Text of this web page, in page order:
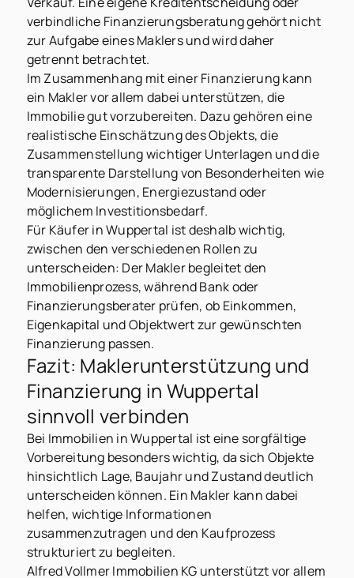
verbindliche Finanzierungsberatung gehört nicht
zur Aufgabe eines Maklers und wird daher
getrennt betrachtet.
Im Zusammenhang mit einer Finanzierung kann
ein Makler vor allem dabei unterstützen, die
Immobilie gut vorzubereiten. Dazu gehören eine
realistische Einschätzung des Objekts, die
Zusammenstellung wichtiger Unterlagen und die
transparente Darstellung von Besonderheiten wie
Modernisierungen, Energiezustand oder
möglichem Investitionsbedarf.
Für Käufer in Wuppertal ist deshalb wichtig,
zwischen den verschiedenen Rollen zu
unterscheiden: Der Makler begleitet den
Immobilienprozess, während Bank oder
Finanzierungsberater prüfen, ob Einkommen,
Eigenkapital und Objektwert zur gewünschten
Finanzierung passen.
Fazit: Maklerunterstützung und
Finanzierung in Wuppertal
sinnvoll verbinden
Bei Immobilien in Wuppertal ist eine sorgfältige
Vorbereitung besonders wichtig, da sich Objekte
hinsichtlich Lage, Baujahr und Zustand deutlich
unterscheiden können. Ein Makler kann dabei
helfen, wichtige Informationen
zusammenzutragen und den Kaufprozess
strukturiert zu begleiten.
Alfred Vollmer Immobilien KG unterstützt vor allem